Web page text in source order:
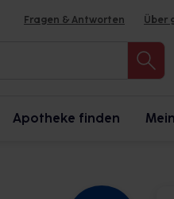
Fragen & Antworten Über
Apotheke finden